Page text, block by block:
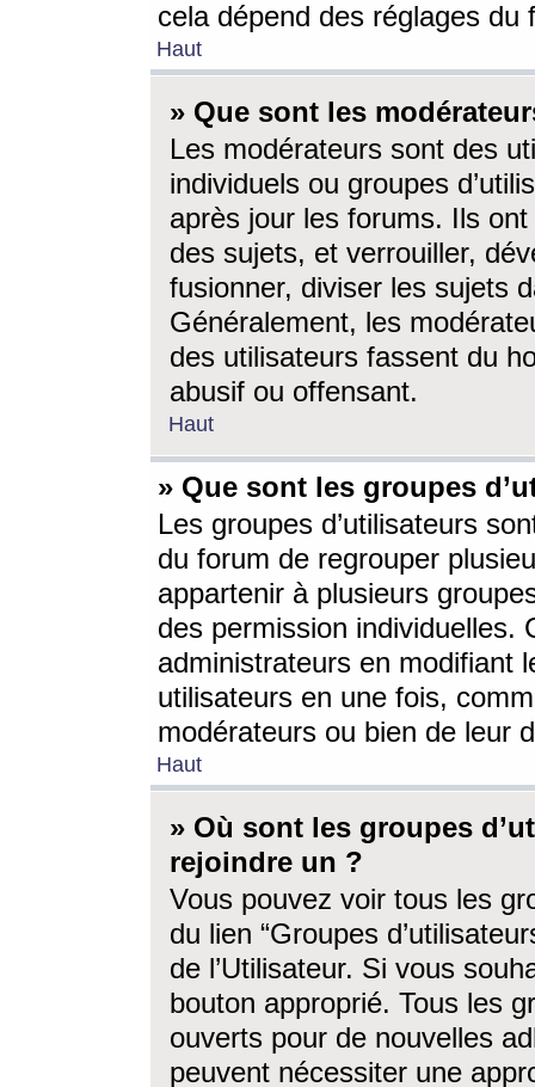
cela dépend des réglages du
Haut
» Que sont les
Les modérateurs sont des
individuels ou groupes
après jour les forums. Ils ont
des sujets, et verrouiller,
fusionner, diviser les sujets
Généralement, les
des utilisateurs fassent du
abusif ou offensant.
Haut
» Que sont les groupes
Les groupes d’utilisateurs
du forum de regrouper
appartenir à plusieurs
des permission individuelles.
administrateurs en modifiant
utilisateurs en une fois,
modérateurs ou bien de leur
Haut
» Où sont les groupes
rejoindre un ?
Vous pouvez voir tous les
du lien “Groupes
de l’Utilisateur. Si vous
bouton approprié. Tous les
ouverts pour de nouvelles
peuvent nécessiter une